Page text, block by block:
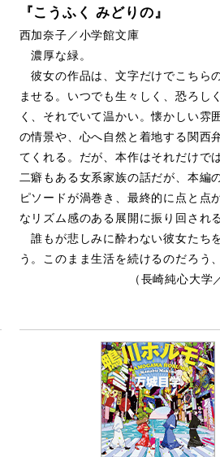
『こうふく みどりの』
西加奈子／小学館文庫
濃厚な緑。
彼女の作品は、文字だけでこちら
ませる。いつでも生々しく、恐ろし
く、それでいて温かい。懐かしい雰
の情景や、心へ自然と着地する関西
てくれる。だが、本作はそれだけで
二癖もある女系家族の話だが、本編
ピソードが渦巻き、最終的に点と点
なリズム感のある展開に振り回される
誰もが悲しみに酔わない彼女たち
う。このまま生活を続けるのだろう
（長崎純心大学